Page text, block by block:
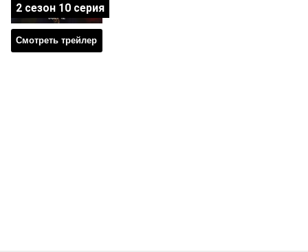
Смотреть трейлер
2 сезон 10 серия